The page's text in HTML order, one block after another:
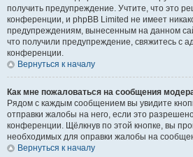
получить предупреждение. Учтите, что это
конференции, и phpBB Limited не имеет
предупреждениям, вынесенным на данном
что получили предупреждение, свяжитесь с
конференции.
Вернуться к началу
Как мне пожаловаться на сообщения
Рядом с каждым сообщением вы увидите
отправки жалобы на него, если это
конференции. Щёлкнув по этой кнопке, вы
необходимых для оправки жалобы на
Вернуться к началу